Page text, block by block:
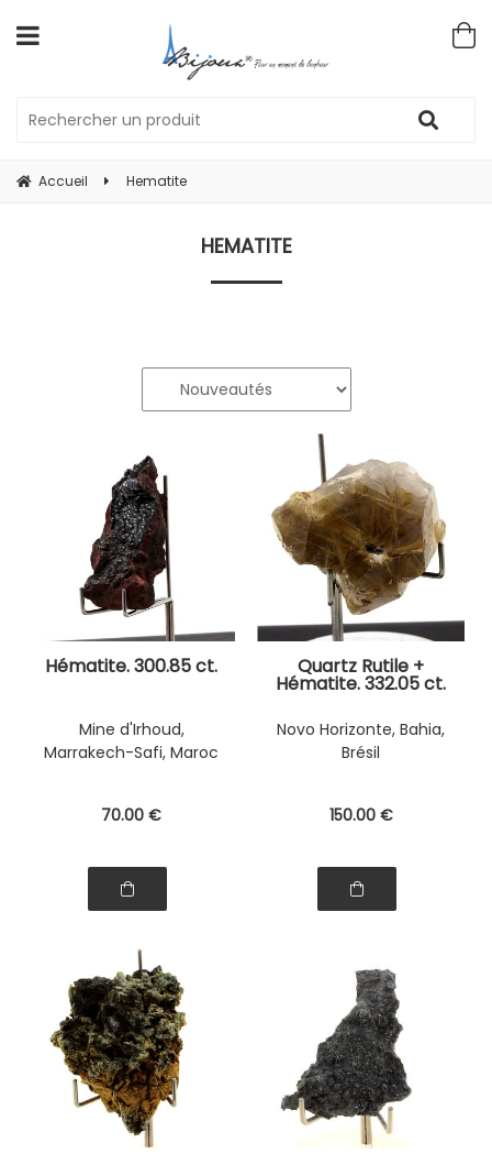
Accueil Hematite
HEMATITE
Hématite. 300.85 ct.
Mine d'Irhoud,
Marrakech-Safi, Maroc
70.00 €
Quartz Rutile +
Hématite. 332.05 ct.
Novo Horizonte, Bahia,
Brésil
150.00 €